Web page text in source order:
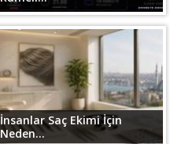
İnsanlar Saç Ekimi İçin
Neden...